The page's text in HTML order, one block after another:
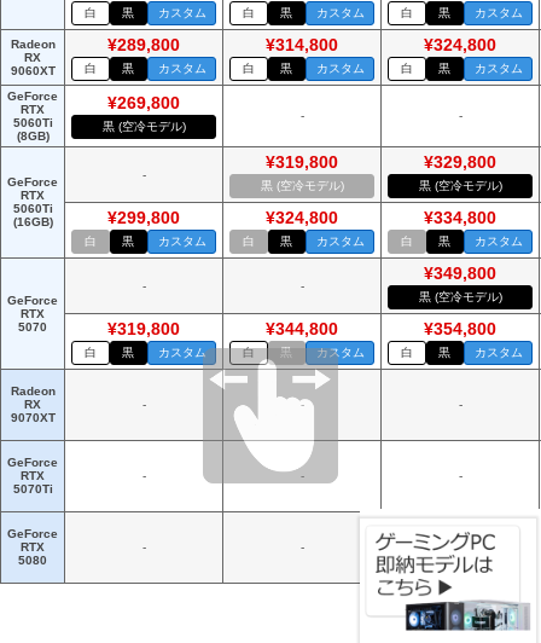
白 黒 カスタム 白 黒 カスタム 白 黒 カスタム
Radeon
RX
9060XT
¥289,800
白 黒 カスタム
¥314,800
白 黒 カスタム
¥324,800
白 黒 カスタム
GeForce
RTX
5060Ti
(8GB)
¥269,800
黒 (空冷モデル)
- -
GeForce
RTX
5060Ti
(16GB)
-
¥319,800
黒 (空冷モデル)
¥329,800
黒 (空冷モデル)
¥299,800
白 黒 カスタム
¥324,800
白 黒 カスタム
¥334,800
白 黒 カスタム
GeForce
RTX
5070
- -
¥349,800
黒 (空冷モデル)
¥319,800
白 黒 カスタム
¥344,800
白 黒 カスタム
¥354,800
白 黒 カスタム
Radeon
RX
9070XT
- - -
GeForce
RTX
5070Ti
- - -
GeForce
RTX
5080
- - -